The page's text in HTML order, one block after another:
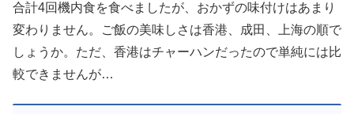
合計4回機内食を食べましたが、おかずの味付けはあまり
変わりません。ご飯の美味しさは香港、成田、上海の順で
しょうか。ただ、香港はチャーハンだったので単純には比
較できませんが…